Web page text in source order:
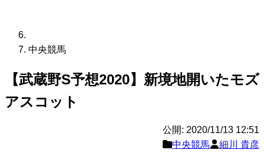
中央競馬
【武蔵野S予想2020】新境地開いたモズ
アスコット
公開: 2020/11/13 12:51
中央競馬
細川 貴彦